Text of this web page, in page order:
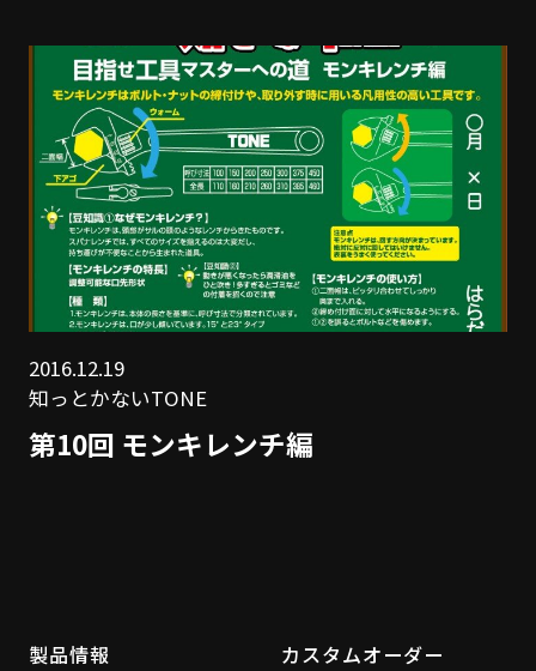
2016.12.19
知っとかないTONE
第10回 モンキレンチ編
製品情報 カスタムオーダー